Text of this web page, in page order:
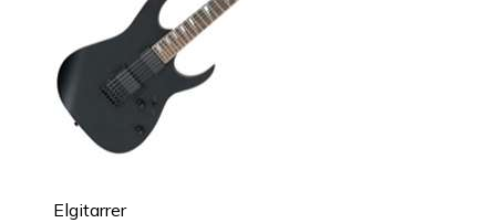
Elgitarrer